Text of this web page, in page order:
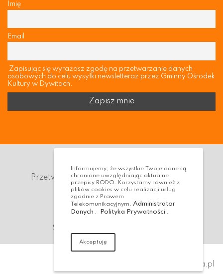
Imię
Email
Zapisując się wyrażasz zgodę na przetwarzanie danych
osobowych do celu wysyłki newsletteraz przez Gminny Ośrodek
Kultury w Dywitach.
Przetwarzanie danych osobowych (RODO)
Deklaracja dostępności
Dostępność Architektoniczna
Standardy ochrony małoletnich
virtualmedia.pl
Informujemy, że wszystkie Twoje dane są
chronione uwzględniając aktualne
przepisy RODO. Korzystamy również z
plików cookies w celu realizacji usług
zgodnie z Prawem
Telekomunikacyjnym. Administrator
Danych , Polityka Prywatności .
Akceptuję